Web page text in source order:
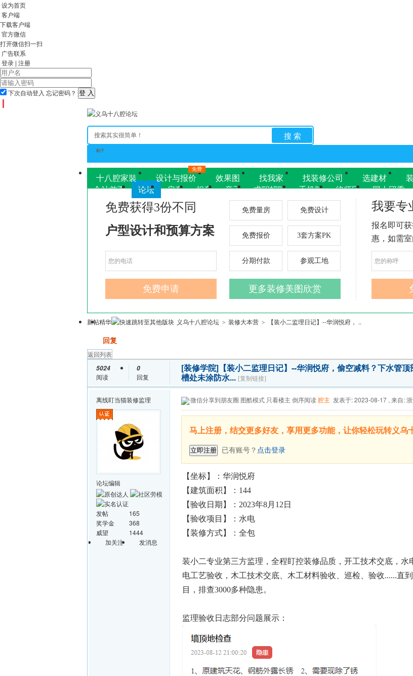
设为首页
客户端
下载客户端
官方微信
打开微信扫一扫
广告联系
登录 | 注册
下次自动登入 忘记密码？
帖子
搜 索
全站首页 论坛 房产 相亲 亲子 求职招聘 手机版 律师团 网上团委
十八腔家裝 设计与报价
免费
效果图 找我家 找装修公司 选建材
新帖精华 义乌十八腔论坛 > 装修大本营 > 【装小二监理日记】--华润悦府， ..
回复
返回列表
5024
阅读
0
回复
[装修学院] 【装小二监理日记】--华润悦府，偷空减料？下水管
槽处未涂防水... [复制链接]
离线盯当猫装修监理
论坛编辑
发帖
165
奖学金
368
威望
1444
加关注
发消息
微信分享到朋友圈 图酷模式 只看楼主 倒序阅读 腔主 发表于: 2023-08-17 , 来自:
马上注册，结交更多好友，享用更多功能，让你轻松玩转义乌
立即注册 已有账号？ 点击登录
【坐标】： 华润悦府
【建筑面积】： 144
【验收日期】：2023年8月 12 日
【验收项目】： 水电
【装修方式】：全包
装小二专业第三方监理，全程盯控装修品质，开工技术交底，
电工艺验收，木工技术交底、木工材料验收、巡检、验收......直
目，排查3000多种隐患。
监理验收日志部分问题展示：